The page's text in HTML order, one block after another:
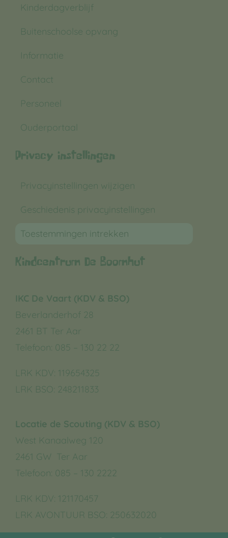
Kinderdagverblijf
Buitenschoolse opvang
Informatie
Contact
Personeel
Ouderportaal
Privacy instellingen
Privacyinstellingen wijzigen
Geschiedenis privacyinstellingen
Toestemmingen intrekken
Kindcentrum De Boomhut
IKC De Vaart (KDV & BSO)
Beverlanderhof 28
2461 BT Ter Aar
Telefoon: 085 – 130 22 22
LRK KDV: 119654325
LRK BSO: 248211833
Locatie de Scouting (KDV & BSO)
West Kanaalweg 120
2461 GW Ter Aar
Telefoon: 085 – 130 2222
LRK KDV: 121170457
LRK AVONTUUR BSO: 250632020